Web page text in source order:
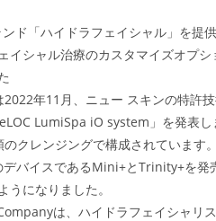
ド「ハイドラフェイシャル」を提
イシャル治療のカスタマイズオプ
年11月、ニュー スキンの特許
LumiSpa iO system」を発表
クレンジングで構成されています。
デバイスであるMini+とTrinity+を
うになりました。
は、ハイドラフェイシャリ